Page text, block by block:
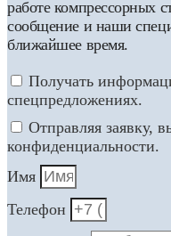
работе компрессорных
сообщение и наши
ближайшее время.
Получать
спецпредложениях.
Отправляя заявку,
конфиденциальности.
Имя
Телефон